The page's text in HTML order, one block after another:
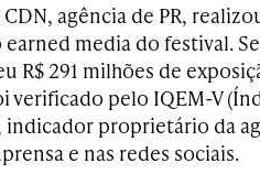
agência de PR,
media do festival.
R$ 291 milhões de
verificado pelo IQEM-V
indicador proprietário da
e nas redes sociais.